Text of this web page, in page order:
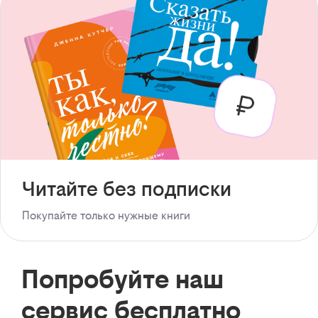
Читайте без подписки
Покупайте только нужные книги
Попробуйте наш
сервис бесплатно